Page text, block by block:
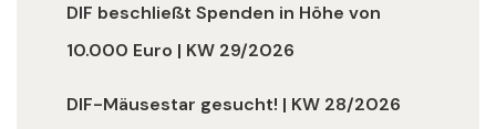
DIF beschließt Spenden in Höhe von
10.000 Euro | KW 29/2026
DIF-Mäusestar gesucht! | KW 28/2026